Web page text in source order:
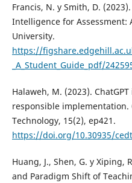
Francis, N. y Smith, D.
Intelligence for Assessment:
University.
https://
_A_Student_Guide_pdf/
Halaweh, M. (2023).
responsible implementation.
Technology, 15(2), ep421.
https://doi.org/10.30935/
Huang, J., Shen, G. y Xiping,
and Paradigm Shift of